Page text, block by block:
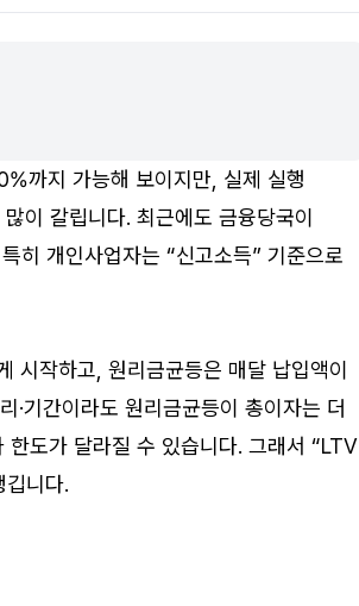
까지 가능해 보이지만, 실제 실행
이 갈립니다. 최근에도 금융당국이
히 개인사업자는 “신고소득” 기준으로
시작하고, 원리금균등은 매달 납입액이
·기간이라도 원리금균등이 총이자는 더
도가 달라질 수 있습니다. 그래서 “LTV
니다.